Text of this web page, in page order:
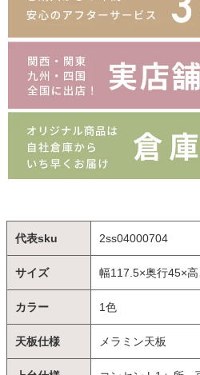
代表sku 2ss04000704
サイズ 幅117.5×奥行45×
カラー 1色
天板仕様 メラミン天板